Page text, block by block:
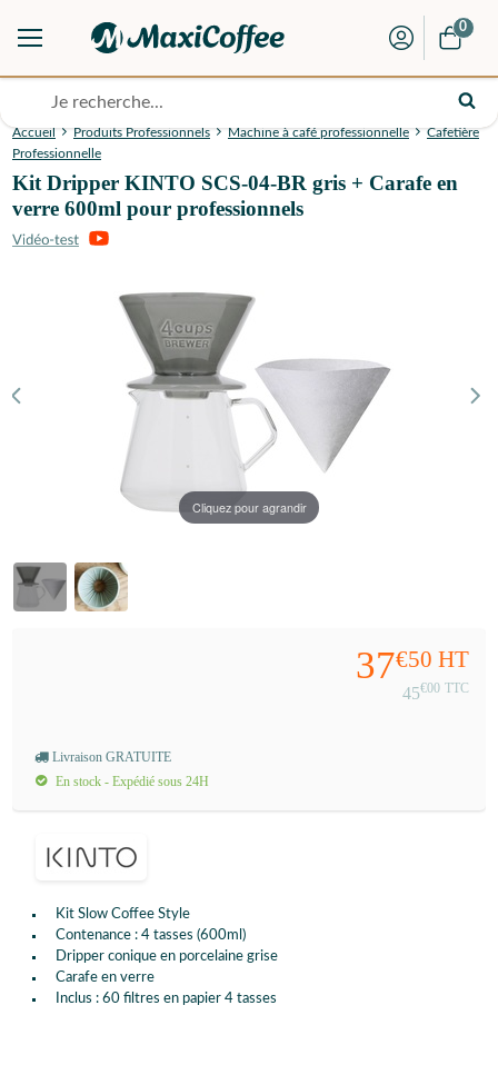
0
Accueil Produits Professionnels Machine à café professionnelle
Cafetière
Professionnelle
Kit Dripper KINTO SCS-04-BR gris + Carafe en
verre 600ml pour professionnels
Cliquez pour agrandir
Kit Slow Coffee Style
Contenance : 4 tasses (600ml)
Dripper conique en porcelaine grise
Carafe en verre
Inclus : 60 filtres en papier 4 tasses
37€50 HT
45€00 TTC
Livraison GRATUITE
En stock - Expédié sous 24H